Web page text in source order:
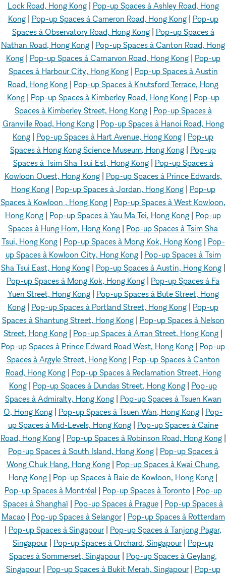
Lock Road, Hong Kong| Pop-up Spaces à Ashley Road, Hong
Kong| Pop-up Spaces à Cameron Road, Hong Kong| Pop-up
Spaces à Observatory Road, Hong Kong| Pop-up Spaces à
Nathan Road, Hong Kong
Pop-up Spaces à Canton Road, Hong
Kong| Pop-up Spaces à Carnarvon Road, Hong Kong| Pop-up
Spaces à Harbour City, Hong Kong| Pop-up Spaces à Austin
Road, Hong Kong
Pop-up Spaces à Knutsford Terrace, Hong
Kong| Pop-up Spaces à Kimberley Road, Hong Kong| Pop-up
Spaces à Kimberley Street, Hong Kong| Pop-up Spaces à
Granville Road, Hong Kong| Pop-up Spaces à Hanoi Road, Hong
Kong
Pop-up Spaces à Hart Avenue, Hong Kong
Pop-up
Spaces à Hong Kong Science Museum, Hong Kong
Pop-up
Spaces à Tsim Sha Tsui Est, Hong Kong| Pop-up Spaces à
Kowloon Ouest, Hong Kong| Pop-up Spaces à Prince Edwards,
Hong Kong| Pop-up Spaces à Jordan, Hong Kong| Pop-up
Spaces à Kowloon , Hong Kong
Pop-up Spaces à West Kowloon,
Hong Kong
Pop-up Spaces à Yau Ma Tei, Hong Kong
Pop-up
Spaces à Hung Hom, Hong Kong
Pop-up Spaces à Tsim Sha
Tsui, Hong Kong| Pop-up Spaces à Mong Kok, Hong Kong| Pop-
up Spaces à Kowloon City, Hong Kong| Pop-up Spaces à Tsim
Sha Tsui East, Hong Kong| Pop-up Spaces à Austin, Hong Kong|
Pop-up Spaces à Mong Kok, Hong Kong
Pop-up Spaces à Fa
Yuen Street, Hong Kong| Pop-up Spaces à Bute Street, Hong
Kong
Pop-up Spaces à Portland Street, Hong Kong
Pop-up
Spaces à Shantung Street, Hong Kong| Pop-up Spaces à Nelson
Street, Hong Kong
Pop-up Spaces à Arran Street, Hong Kong
Pop-up Spaces à Prince Edward Road West, Hong Kong
Pop-up
Spaces à Argyle Street, Hong Kong| Pop-up Spaces à Canton
Road, Hong Kong| Pop-up Spaces à Reclamation Street, Hong
Kong
Pop-up Spaces à Dundas Street, Hong Kong
Pop-up
Spaces à Admiralty, Hong Kong| Pop-up Spaces à Tsuen Kwan
O, Hong Kong
Pop-up Spaces à Tsuen Wan, Hong Kong
Pop-
up Spaces à Mid-Levels, Hong Kong| Pop-up Spaces à Caine
Road, Hong Kong| Pop-up Spaces à Robinson Road, Hong Kong|
Pop-up Spaces à South Island, Hong Kong| Pop-up Spaces à
Wong Chuk Hang, Hong Kong| Pop-up Spaces à Kwai Chung,
Hong Kong
Pop-up Spaces à Baie de Kowloon, Hong Kong
Pop-up Spaces à Montréal| Pop-up Spaces à Toronto| Pop-up
Spaces à Shanghaï| Pop-up Spaces à Prague
Pop-up Spaces à
Macao| Pop-up Spaces à Selangor| Pop-up Spaces à Rotterdam
Pop-up Spaces à Singapour
Pop-up Spaces à Tanjong Pagar,
Singapour
Pop-up Spaces à Orchard, Singapour
Pop-up
Spaces à Sommerset, Singapour
Pop-up Spaces à Geylang,
Singapour| Pop-up Spaces à Bukit Merah, Singapour| Pop-up